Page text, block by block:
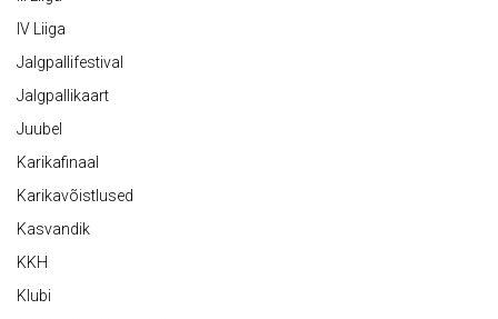
IV Liiga
Jalgpallifestival
Jalgpallikaart
Juubel
Karikafinaal
Karikavõistlused
Kasvandik
KKH
Klubi